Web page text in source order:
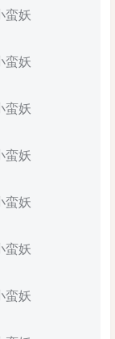
蛮妖
蛮妖
蛮妖
蛮妖
蛮妖
蛮妖
蛮妖